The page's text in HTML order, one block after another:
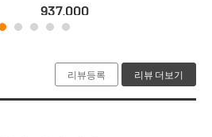
937,000
리뷰등록 리뷰 더보기